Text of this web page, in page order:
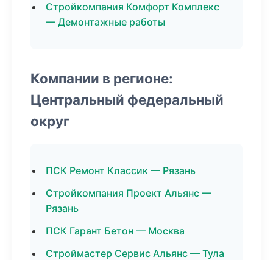
Стройкомпания Комфорт Комплекс
— Демонтажные работы
Компании в регионе:
Центральный федеральный
округ
ПСК Ремонт Классик — Рязань
Стройкомпания Проект Альянс —
Рязань
ПСК Гарант Бетон — Москва
Строймастер Сервис Альянс — Тула